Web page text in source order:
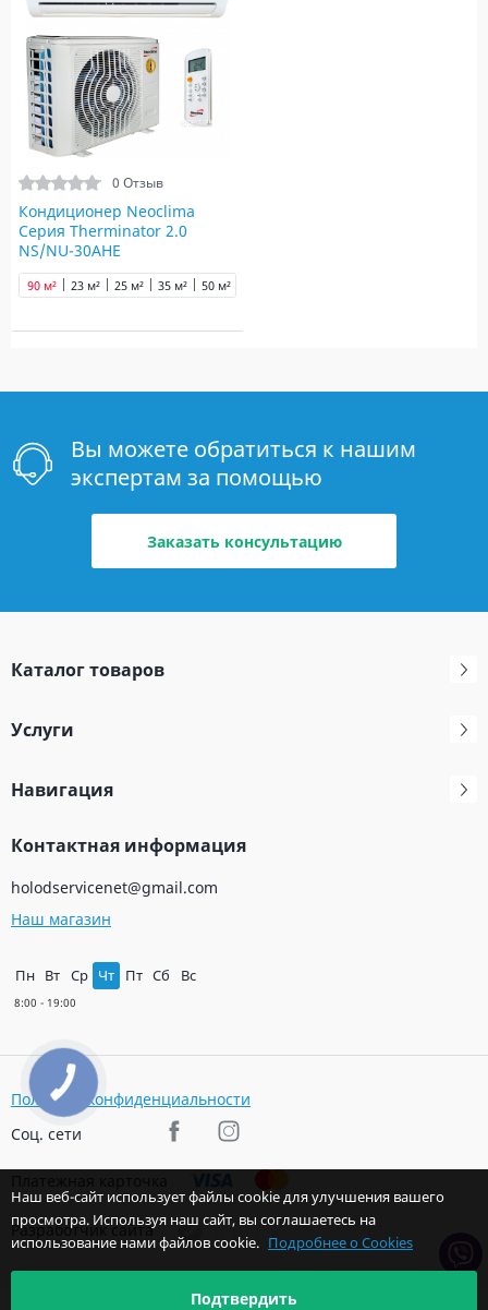
0 Отзыв
Кондиционер Neoclima
Серия Therminator 2.0
NS/NU-30AHE
23 м² 25 м² 35 м² 50 м²
90 м²
Вы можете обратиться к нашим
экспертам за помощью
Заказать консультацию
Каталог товаров
Услуги
Навигация
Контактная информация
holodservicenet@gmail.com
Наш магазин
Пн Вт Ср Чт Пт Сб Вс
Политика конфиденциальности
Соц. сети
Разработчик сайта
Наш веб-сайт использует файлы cookie для улучшения вашего
просмотра. Используя наш сайт, вы соглашаетесь на
использование нами файлов cookie. Подробнее о Cookies
Подтвердить
КНОПКА
ЗВ'ЯЗКУ